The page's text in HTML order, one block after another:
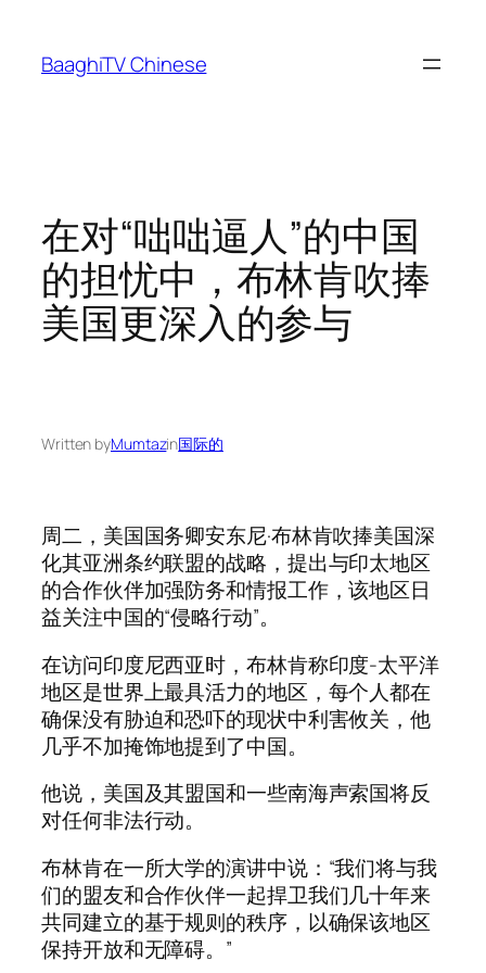
content
BaaghiTV Chinese
在对“咄咄逼人”的中国
的担忧中，布林肯吹捧
美国更深入的参与
Written byMumtazin国际的
周二，美国国务卿安东尼·布林肯吹捧美国深
化其亚洲条约联盟的战略，提出与印太地区
的合作伙伴加强防务和情报工作，该地区日
益关注中国的“侵略行动”。
在访问印度尼西亚时，布林肯称印度-太平洋
地区是世界上最具活力的地区，每个人都在
确保没有胁迫和恐吓的现状中利害攸关，他
几乎不加掩饰地提到了中国。
他说，美国及其盟国和一些南海声索国将反
对任何非法行动。
布林肯在一所大学的演讲中说：“我们将与我
们的盟友和合作伙伴一起捍卫我们几十年来
共同建立的基于规则的秩序，以确保该地区
保持开放和无障碍。”